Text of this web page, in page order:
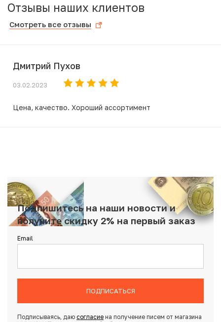
Отзывы наших клиентов
Смотреть все отзывы
Дмитрий Пухов
03.02.2023
Цена, качество. Хороший ассортимент
Подпишитесь на наши новости и
получите скидку 2% на первый заказ
Email
ПОДПИСАТЬСЯ
Подписываясь, даю согласиена получение писем от магазина